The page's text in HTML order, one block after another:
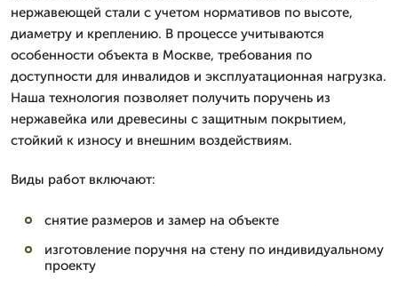
нержавеющей стали с учетом нормативов по высоте,
диаметру и креплению. В процессе учитываются
особенности объекта в Москве, требования по
доступности для инвалидов и эксплуатационная нагрузка.
Наша технология позволяет получить поручень из
нержавейка или древесины с защитным покрытием,
стойкий к износу и внешним воздействиям.
Виды работ включают:
снятие размеров и замер на объекте
изготовление поручня на стену по индивидуальному
проекту